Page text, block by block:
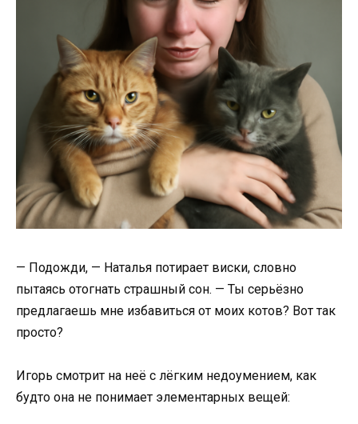
— Подожди, — Наталья потирает виски, словно
пытаясь отогнать страшный сон. — Ты серьёзно
предлагаешь мне избавиться от моих котов? Вот так
просто?
Игорь смотрит на неё с лёгким недоумением, как
будто она не понимает элементарных вещей: